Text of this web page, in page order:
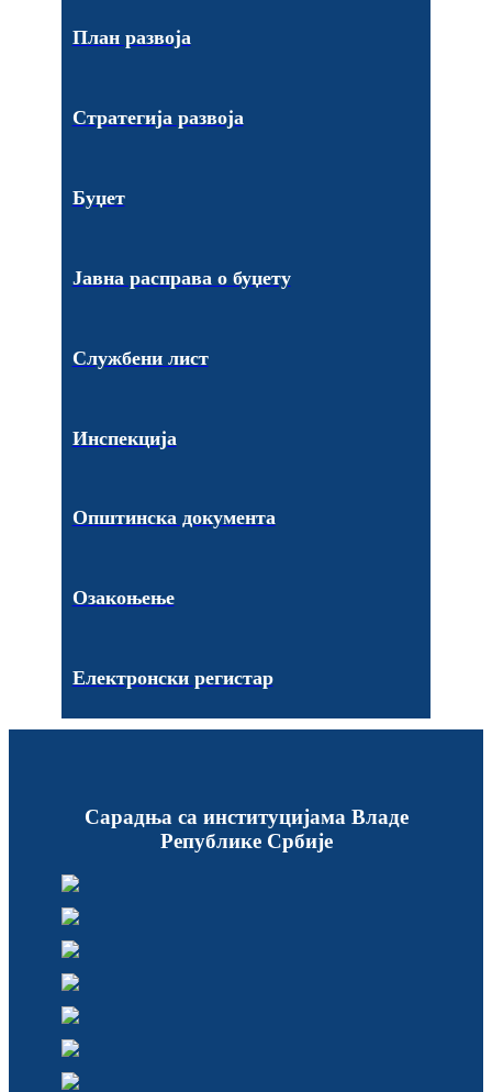
План развоја
Стратегија развоја
Буџет
Јавна расправа о буџету
Службени лист
Инспекција
Општинска документа
Озакоњење
Електронски регистар
Сарадња са институцијама Владе
Републике Србије